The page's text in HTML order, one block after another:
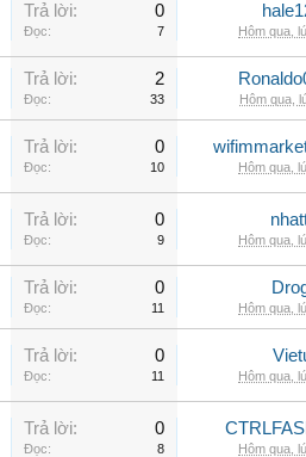
Trả lời: 0
Đọc: 7 Hôm qua,
Trả lời: 2
Đọc: 33 Hôm qua,
Trả lời: 0
Đọc: 10 Hôm qua,
Trả lời: 0
Đọc: 9 Hôm qua,
Trả lời: 0
Đọc: 11 Hôm qua,
Trả lời: 0
Đọc: 11 Hôm qua,
Trả lời: 0
Đọc: 8 Hôm qua,